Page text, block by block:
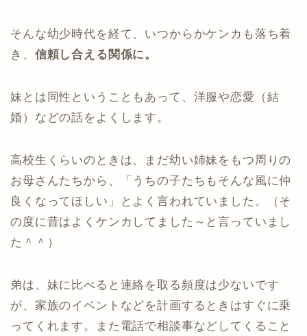
そんな幼少時代を経て、いつからかケンカも落ち着
き、 信頼し合える関係に。
妹とは同性ということもあって、洋服や恋愛（結
婚）などの話をよくします。
高校生くらいのときは、まだ幼い姉妹をもつ周りの
お母さんたちから、「うちの子たちもそんな風に仲
良くなってほしい」とよく言われていました。（そ
の度に昔はよくケンカしてました～と言っていまし
た＾＾）
弟は、妹に比べると連絡を取る頻度は少ないです
が、家族のイベントなどを計画するときはすぐに乗
ってくれます。また電話で相談事などしてくること